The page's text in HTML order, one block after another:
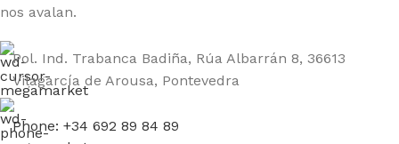
nos avalan.
Pol. Ind. Trabanca Badiña, Rúa Albarrán 8, 36613
Vilagarcía de Arousa, Pontevedra
Phone: +34 692 89 84 89